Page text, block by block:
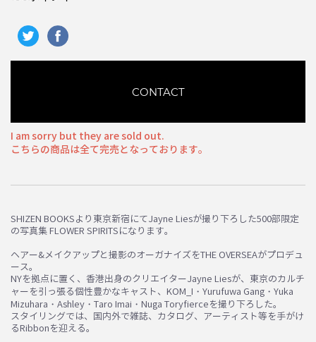
CONTACT
I am sorry but they are sold out.
こちらの商品は全て完売となっております。
SHIZEN BOOKSより東京新宿にてJayne Liesが撮り下ろした500部限定
の写真集 FLOWER SPIRITSになります。
ヘアー&メイクアップと撮影のオーガナイズをTHE OVERSEAがプロデュ
ース。
NYを拠点に置く、香港出身のクリエイターJayne Liesが、東京のカルチ
ャーを引っ張る個性豊かなキャスト、KOM_I・Yurufuwa Gang・Yuka
Mizuhara・Ashley・Taro Imai・Nuga Toryfierceを撮り下ろした。
スタイリングでは、国内外で雑誌、カタログ、アーティスト等を手がけ
るRibbonを迎える。
お買い物を続ける カートへ進む